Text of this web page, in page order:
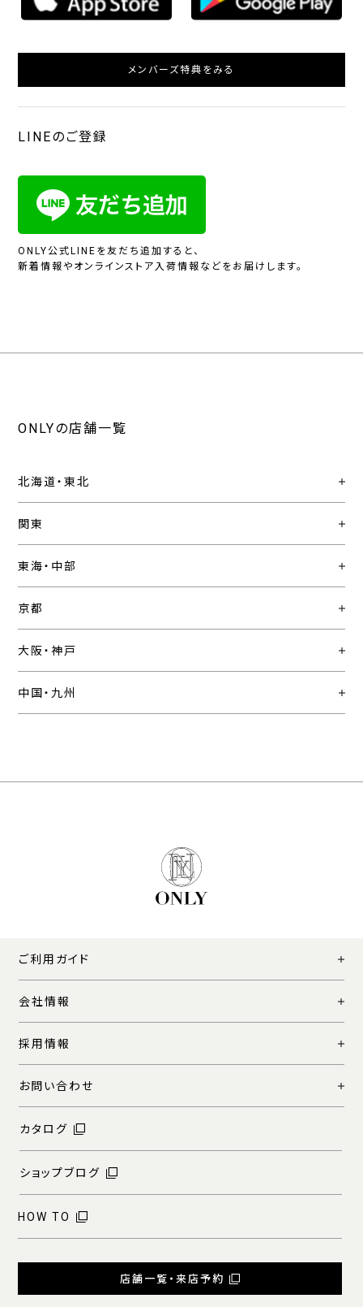
メンバーズ特典をみる
LINEのご登録
ONLY公式LINEを友だち追加すると、
新着情報やオンラインストア入荷情報などをお届けします。
ONLYの店舗一覧
北海道・東北
関東
東海・中部
京都
大阪・神戸
中国・九州
ご利用ガイド
会社情報
採用情報
お問い合わせ
カタログ
ショップブログ
HOW TO
店舗一覧・来店予約